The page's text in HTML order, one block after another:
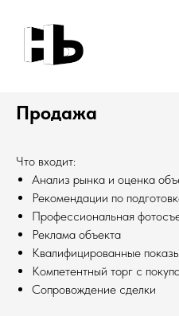
Продажа
Что входит:
Анализ рынка и оценка
Рекомендации по
Профессиональная
Реклама объекта
Квалифицированные
Компетентный торг с
Сопровождение сделки